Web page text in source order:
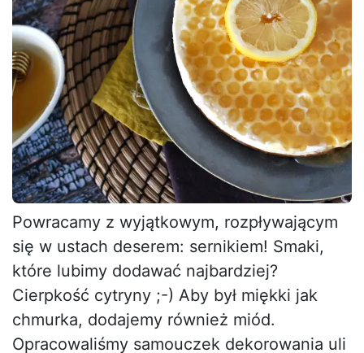
Powracamy z wyjątkowym, rozpływającym
się w ustach deserem: sernikiem! Smaki,
które lubimy dodawać najbardziej?
Cierpkość cytryny ;-) Aby był miękki jak
chmurka, dodajemy również miód.
Opracowaliśmy samouczek dekorowania uli